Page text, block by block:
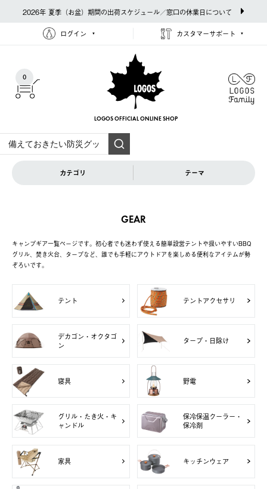
2026年 夏季（お盆）期間の出荷スケジュール／窓口の休業日について
ログイン カスタマーサポート
0
LOGOS OFFICIAL ONLINE SHOP
カテゴリ テーマ
GEAR
キャンプギア一覧ページです。初心者でも迷わず使える簡単設営テントや扱いやすいBBQ
グリル、焚き火台、タープなど、誰でも手軽にアウトドアを楽しめる便利なアイテムが勢
ぞろいです。
テント テントアクセサリ
デカゴン・オクタゴ
ン
タープ・日除け
寝具 野電
グリル・たき火・キ
ャンドル
保冷保温クーラー・
保冷剤
家具 キッチンウェア